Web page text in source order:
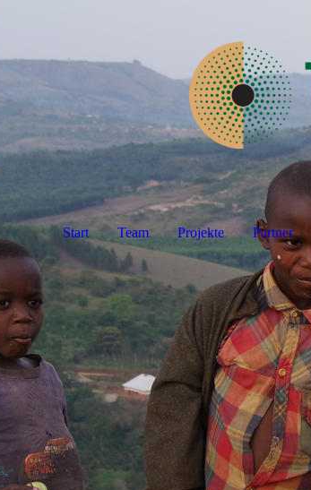
Start Team Projekte Partner